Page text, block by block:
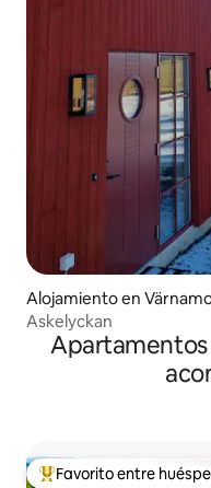
Alojamiento en
Askelyckan
Apartamentos
Favorito entre
Favorito entre